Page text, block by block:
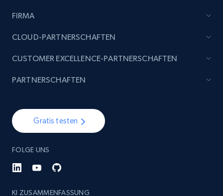
FIRMA
Gratis testen
FOLGE UNS
KI ZUSAMMENFASSUNG
CLOUD-PARTNERSCHAFTEN
CUSTOMER EXCELLENCE-PARTNERSCHAFTEN
PARTNERSCHAFTEN